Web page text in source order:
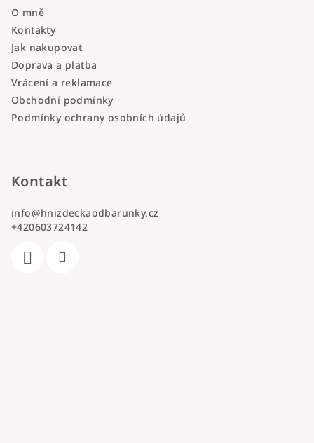
O mně
Kontakty
Jak nakupovat
Doprava a platba
Vrácení a reklamace
Obchodní podmínky
Podmínky ochrany osobních údajů
Kontakt
info@hnizdeckaodbarunky.cz
+420603724142